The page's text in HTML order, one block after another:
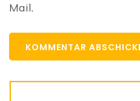
Mail.